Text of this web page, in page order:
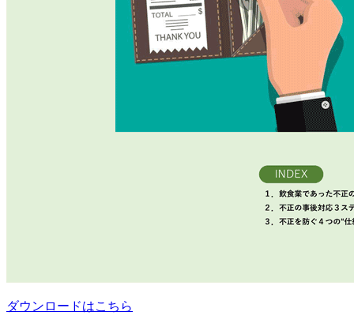
ダウンロードはこちら